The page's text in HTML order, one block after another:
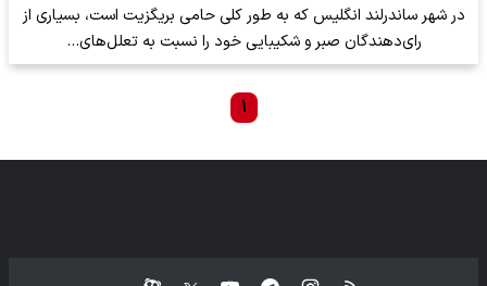
در شهر ساندرلند انگلیس که به طور کلی حامی بریگزیت است، بسیاری از
رای‌دهندگان صبر و شکیبایی خود را نسبت به تعلل‌های…
۱